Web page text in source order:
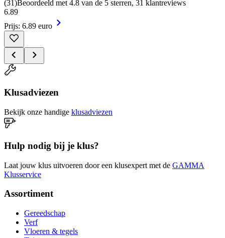
(31 )Beoordeeld met 4.8 van de 5 sterren, 31 klantreviews
6.89
Prijs: 6.89 euro
Klusadviezen
Bekijk onze handige klusadviezen
Hulp nodig bij je klus?
Laat jouw klus uitvoeren door een klusexpert met de GAMMA
Klusservice
Assortiment
Gereedschap
Verf
Vloeren & tegels